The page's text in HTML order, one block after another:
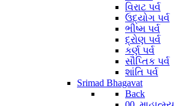
વિરાટ પર્વ
ઉદ્યોગ પર્વ
ભીષ્મ પર્વ
દ્રોણ પર્વ
કર્ણ પર્વ
સૌપ્તિક પર્વ
શાંતિ પર્વ
Srimad Bhagavat
Back